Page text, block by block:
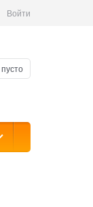
Войти
пусто